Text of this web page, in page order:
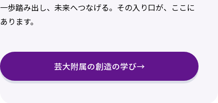
一歩踏み出し、未来へつなげる。その入り口が、ここに
あります。
芸大附属の創造の学び→